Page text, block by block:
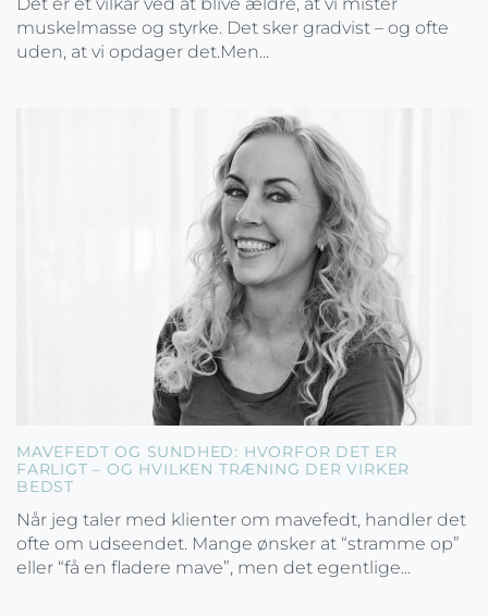
muskelmasse og styrke. Det sker gradvist – og ofte
uden, at vi opdager det.Men...
MAVEFEDT OG SUNDHED: HVORFOR DET ER
FARLIGT – OG HVILKEN TRÆNING DER VIRKER
BEDST
Når jeg taler med klienter om mavefedt, handler det
ofte om udseendet. Mange ønsker at “stramme op”
eller “få en fladere mave”, men det egentlige...